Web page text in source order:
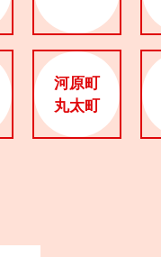
河原町
丸太町